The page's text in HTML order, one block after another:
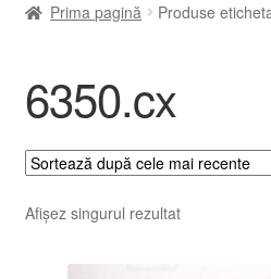
A lua legatura
Contul meu
Coș
Despre noi
Finalizare comandă
Prima pagină Produse
6350.cx
Afișez singurul rezultat